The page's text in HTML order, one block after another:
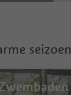
seizoen